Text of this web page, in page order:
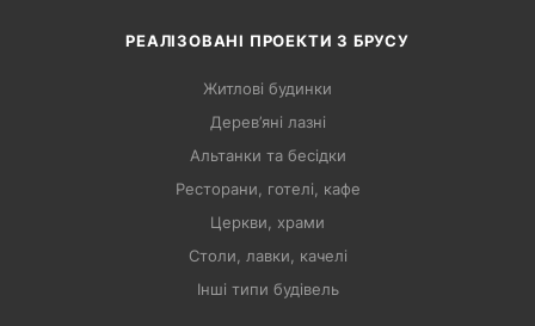
РЕАЛІЗОВАНІ ПРОЕКТИ З БРУСУ
Житлові будинки
Дерев’яні лазні
Альтанки та бесідки
Ресторани, готелі, кафе
Церкви, храми
Столи, лавки, качелі
Інші типи будівель